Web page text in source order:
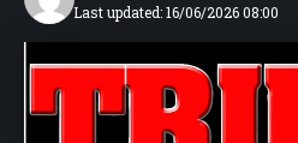
Last updated: 16/06/2026 08:00